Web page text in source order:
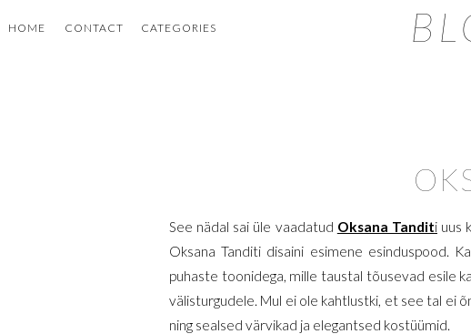
HOME CONTACT CATEGORIES
See nädal sai üle vaadatud Oksana Tanditiuus
Oksana Tanditi disaini esimene esinduspood.
puhaste toonidega, mille taustal tõusevad esile
välisturgudele. Mul ei ole kahtlustki, et see tal ei
ning sealsed värvikad ja elegantsed kostüümid.